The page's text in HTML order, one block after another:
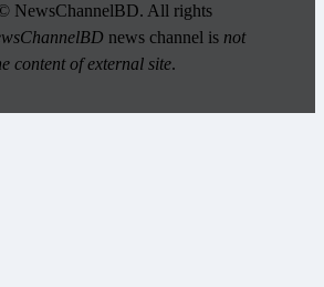
NewsChannelBD. All rights
news channel is not
content of external site.